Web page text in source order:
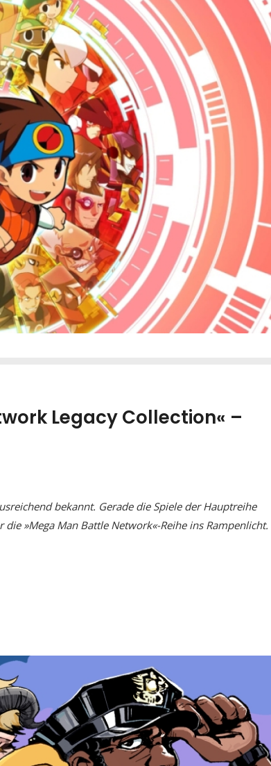
Legacy Collection« –
bekannt. Gerade die Spiele der Hauptreihe
»Mega Man Battle Network«-Reihe ins Rampenlicht.